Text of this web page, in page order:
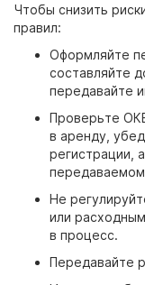
Чтобы снизить
правил:
Оформляйте
составляйте
передавайте
Проверьте
в аренду,
регистрации,
Не
или
в процесс.
Передавайте